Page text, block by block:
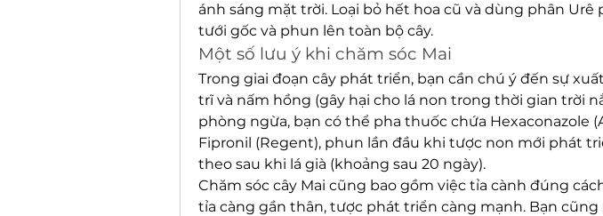
ánh sáng mặt trời. Loại bỏ hết hoa cũ và dùng phân Urê
tưới gốc và phun lên toàn bộ cây.
Một số lưu ý khi chăm sóc Mai
Trong giai đoạn cây phát triển, bạn cần chú ý đến sự
trĩ và nấm hồng (gây hại cho lá non trong thời gian trời
phòng ngừa, bạn có thể pha thuốc chứa Hexaconazole
Fipronil (Regent), phun lần đầu khi tược non mới phát
theo sau khi lá già (khoảng sau 20 ngày).
Chăm sóc cây Mai cũng bao gồm việc tỉa cành đúng
tỉa càng gần thân, tược phát triển càng mạnh. Bạn cũng